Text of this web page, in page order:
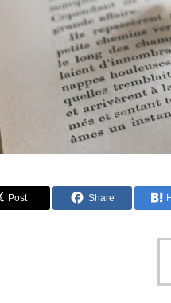
Post Share